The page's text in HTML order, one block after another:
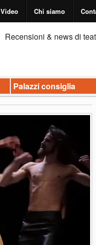
Video Chi siamo
Recensioni & news di
Palazzi consiglia